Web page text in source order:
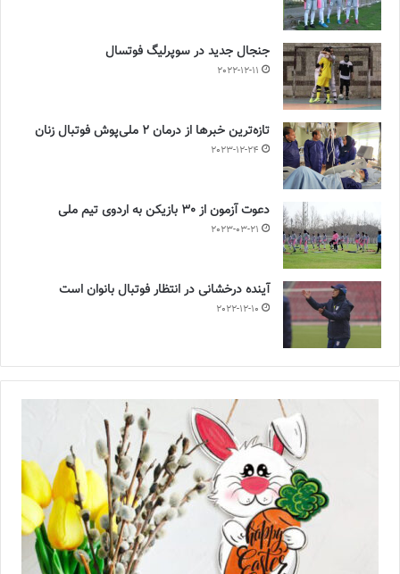
جنجال جدید در سوپرلیگ فوتسال
2022-12-11
تازه‌ترین خبرها از درمان ۲ ملی‌پوش فوتبال زنان
2023-12-24
دعوت آزمون از 30 بازیکن به اردوی تیم ملی
2023-03-21
آینده درخشانی در انتظار فوتبال بانوان است
2022-12-10